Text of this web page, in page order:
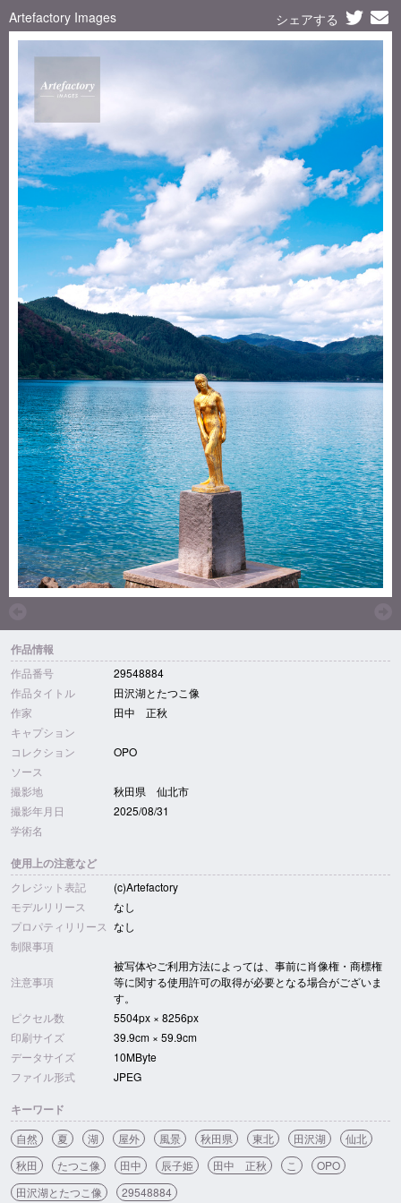
Artefactory Images シェアする
作品情報
作品番号
29548884
作品タイトル
田沢湖とたつこ像
作家
田中 正秋
キャプション
コレクション
OPO
ソース
撮影地
秋田県 仙北市
撮影年月日
2025/08/31
学術名
使用上の注意など
クレジット表記
(c)Artefactory
モデルリリース
なし
プロパティリリース なし
制限事項
注意事項
被写体やご利用方法によっては、事前に肖像権・商標権
等に関する使用許可の取得が必要となる場合がございま
す。
ピクセル数
5504px × 8256px
印刷サイズ
39.9cm × 59.9cm
データサイズ
10MByte
ファイル形式
JPEG
キーワード
自然 夏 湖 屋外 風景 秋田県 東北 田沢湖
仙北
秋田
たつこ像 田中 辰子姫 田中 正秋 こ
OPO
田沢湖とたつこ像
29548884